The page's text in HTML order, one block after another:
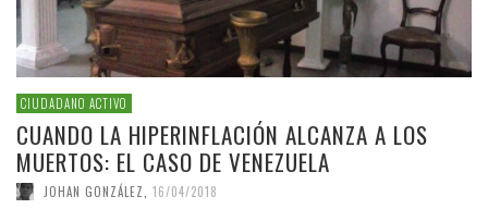
CIUDADANO ACTIVO
CUANDO LA HIPERINFLACIÓN ALCANZA A LOS
MUERTOS: EL CASO DE VENEZUELA
JOHAN GONZÁLEZ 16/04/2018